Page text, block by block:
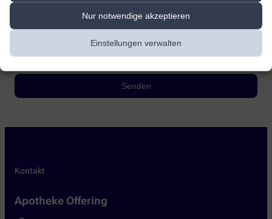
Nur notwendige akzeptieren
Einstellungen verwalten
folgendem Link:Datenschutz.
Kontakt
Apotheke Offering